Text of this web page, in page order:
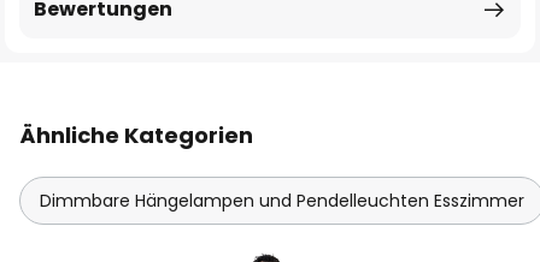
Bewertungen
Ähnliche Kategorien
Dimmbare Hängelampen und Pendelleuchten Esszimmer